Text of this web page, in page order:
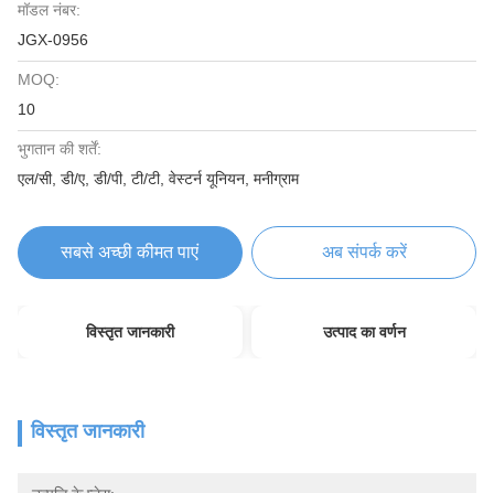
मॉडल नंबर:
JGX-0956
MOQ:
10
भुगतान की शर्तें:
एल/सी, डी/ए, डी/पी, टी/टी, वेस्टर्न यूनियन, मनीग्राम
सबसे अच्छी कीमत पाएं अब संपर्क करें
विस्तृत जानकारी उत्पाद का वर्णन
विस्तृत जानकारी